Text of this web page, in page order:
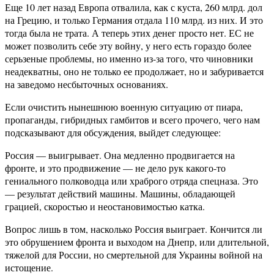
Еще 10 лет назад Европа отвалила, как с куста, 260 млрд. дол
на Грецию, и только Германия отдала 110 млрд. из них. И это
тогда была не трата. А теперь этих денег просто нет. ЕС не
может позволить себе эту войну, у него есть гораздо более
серьзеные проблемы, но именно из-за того, что чиновники
неадекватны, оно не только ее продолжает, но и забуривается
на заведомо несбыточных основаниях.
Если очистить нынешнюю военную ситуацию от пиара,
пропаганды, гибридных гамбитов и всего прочего, чего нам
подсказывают для обсуждения, выйдет следующее:
Россия — выигрывает. Она медленно продвигается на
фронте, и это продвижение — не дело рук какого-то
гениального полководца или храброго отряда спецназа. Это
— результат действий машины. Машины, обладающей
грацией, скоростью и неостановимостью катка.
Вопрос лишь в том, насколько Россия выиграет. Кончится ли
это обрушением фронта и выходом на Днепр, или длительной,
тяжелой для России, но смертельной для Украины войной на
истощение.